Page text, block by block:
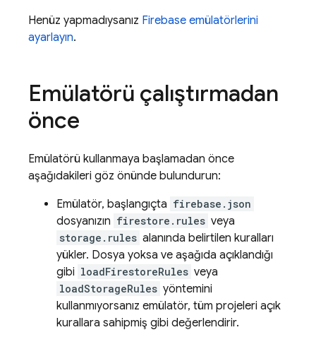
Henüz yapmadıysanız Firebase emülatörlerini
ayarlayın.
Emülatörü çalıştırmadan
önce
Emülatörü kullanmaya başlamadan önce
aşağıdakileri göz önünde bulundurun:
Emülatör, başlangıçta firebase.json
dosyanızın firestore.rules veya
storage.rules alanında belirtilen kuralları
yükler. Dosya yoksa ve aşağıda açıklandığı
gibi loadFirestoreRules veya
loadStorageRules yöntemini
kullanmıyorsanız emülatör, tüm projeleri açık
kurallara sahipmiş gibi değerlendirir.